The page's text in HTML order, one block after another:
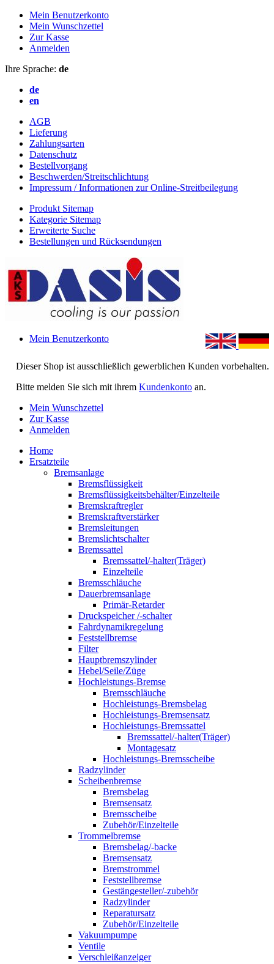
Mein Benutzerkonto
Mein Wunschzettel
Zur Kasse
Anmelden
Ihre Sprache: de
de
en
AGB
Lieferung
Zahlungsarten
Datenschutz
Bestellvorgang
Beschwerden/Streitschlichtung
Impressum / Informationen zur Online-Streitbeilegung
Produkt Sitemap
Kategorie Sitemap
Erweiterte Suche
Bestellungen und Rücksendungen
Dieser Shop ist ausschließlich gewerblichen Kunden vorbehalten.
Bitte melden Sie sich mit ihrem Kundenkonto an.
Mein Benutzerkonto
Mein Wunschzettel
Zur Kasse
Anmelden
Home
Ersatzteile
Bremsanlage
Bremsflüssigkeit
Bremsflüssigkeitsbehälter/Einzelteile
Bremskraftregler
Bremskraftverstärker
Bremsleitungen
Bremslichtschalter
Bremssattel
Bremssattel/-halter(Träger)
Einzelteile
Bremsschläuche
Dauerbremsanlage
Primär-Retarder
Druckspeicher /-schalter
Fahrdynamikregelung
Feststellbremse
Filter
Hauptbremszylinder
Hebel/Seile/Züge
Hochleistungs-Bremse
Bremsschläuche
Hochleistungs-Bremsbelag
Hochleistungs-Bremsensatz
Hochleistungs-Bremssattel
Bremssattel/-halter(Träger)
Montagesatz
Hochleistungs-Bremsscheibe
Radzylinder
Scheibenbremse
Bremsbelag
Bremsensatz
Bremsscheibe
Zubehör/Einzelteile
Trommelbremse
Bremsbelag/-backe
Bremsensatz
Bremstrommel
Feststellbremse
Gestängesteller/-zubehör
Radzylinder
Reparatursatz
Zubehör/Einzelteile
Vakuumpumpe
Ventile
Verschleißanzeiger